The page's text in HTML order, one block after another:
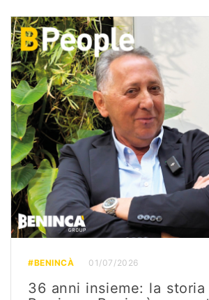
#BENINCÀ 01/07/2026
36 anni insieme: la storia